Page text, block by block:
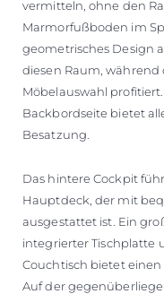
vermitteln, ohne den
Marmorfußboden im
geometrisches Design
diesen Raum, während
Möbelauswahl
Backbordseite bietet
Besatzung.
Das hintere Cockpit
Hauptdeck, der mit
ausgestattet ist. Ein
integrierter Tischplatte
Couchtisch bietet
Auf der